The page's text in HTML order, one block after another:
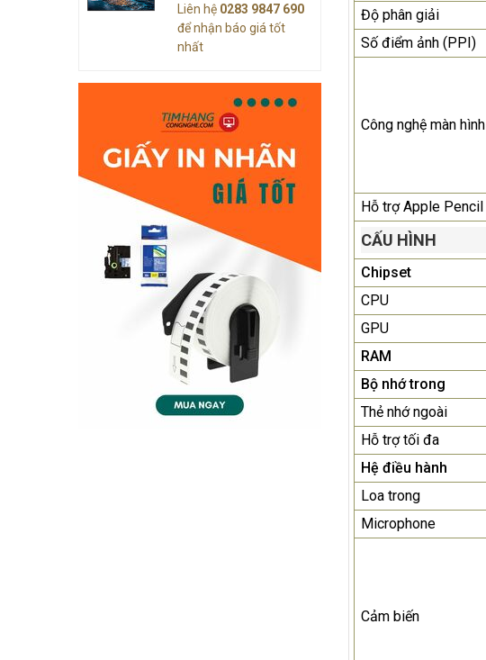
Liên hệ 0283 9847 690
để nhận báo giá tốt
nhất
Độ phân giải
Số điểm ảnh (PPI)
Công nghệ màn hình
Hỗ trợ Apple Pencil
CẤU HÌNH
Chipset
CPU
GPU
RAM
Bộ nhớ trong
Thẻ nhớ ngoài
Hỗ trợ tối đa
Hệ điều hành
Loa trong
Microphone
Cảm biến